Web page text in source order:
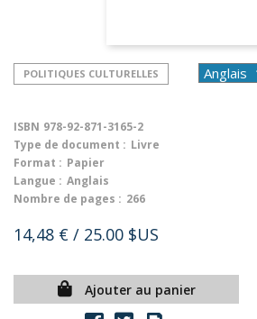
POLITIQUES CULTURELLES
ISBN 978-92-871-3165-2
Type de document : Livre
Format : Papier
Langue : Anglais
Nombre de pages : 266
14,48 € / 25.00 $US
Ajouter au panier